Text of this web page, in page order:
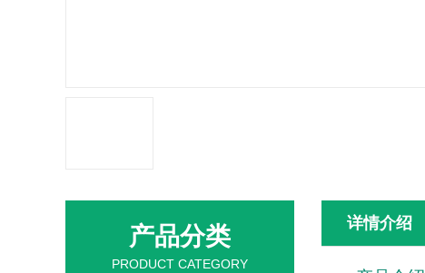
详情介绍
产品分类
PRODUCT CATEGORY